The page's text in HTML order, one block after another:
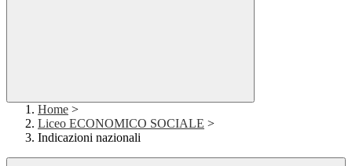
Home >
Liceo ECONOMICO SOCIALE >
Indicazioni nazionali